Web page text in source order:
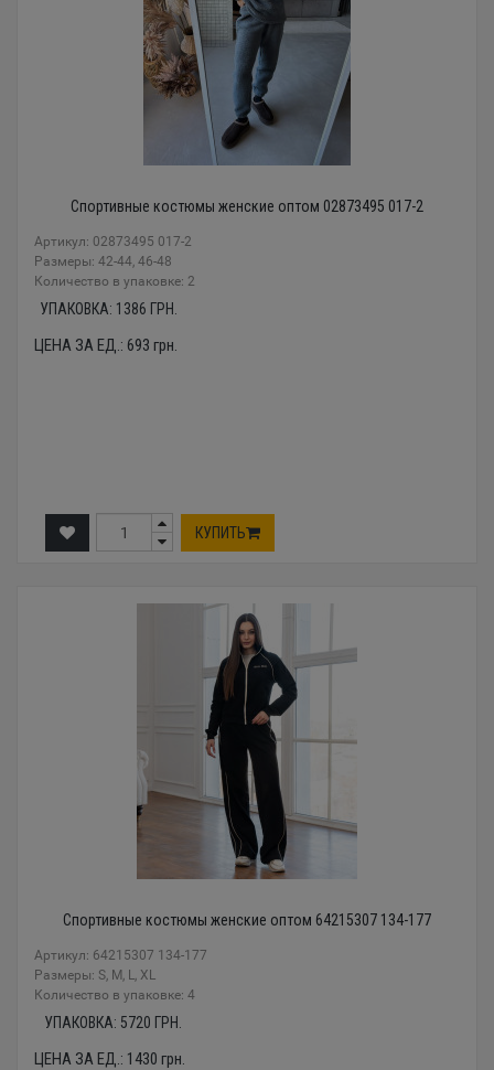
Спортивные костюмы женские оптом 02873495 017-2
Артикул: 02873495 017-2
Размеры: 42-44, 46-48
Количество в упаковке: 2
УПАКОВКА: 1386 ГРН.
ЦЕНА ЗА ЕД.: 693 грн.
КУПИТЬ
Спортивные костюмы женские оптом 64215307 134-177
Артикул: 64215307 134-177
Размеры: S, M, L, XL
Количество в упаковке: 4
УПАКОВКА: 5720 ГРН.
ЦЕНА ЗА ЕД.: 1430 грн.